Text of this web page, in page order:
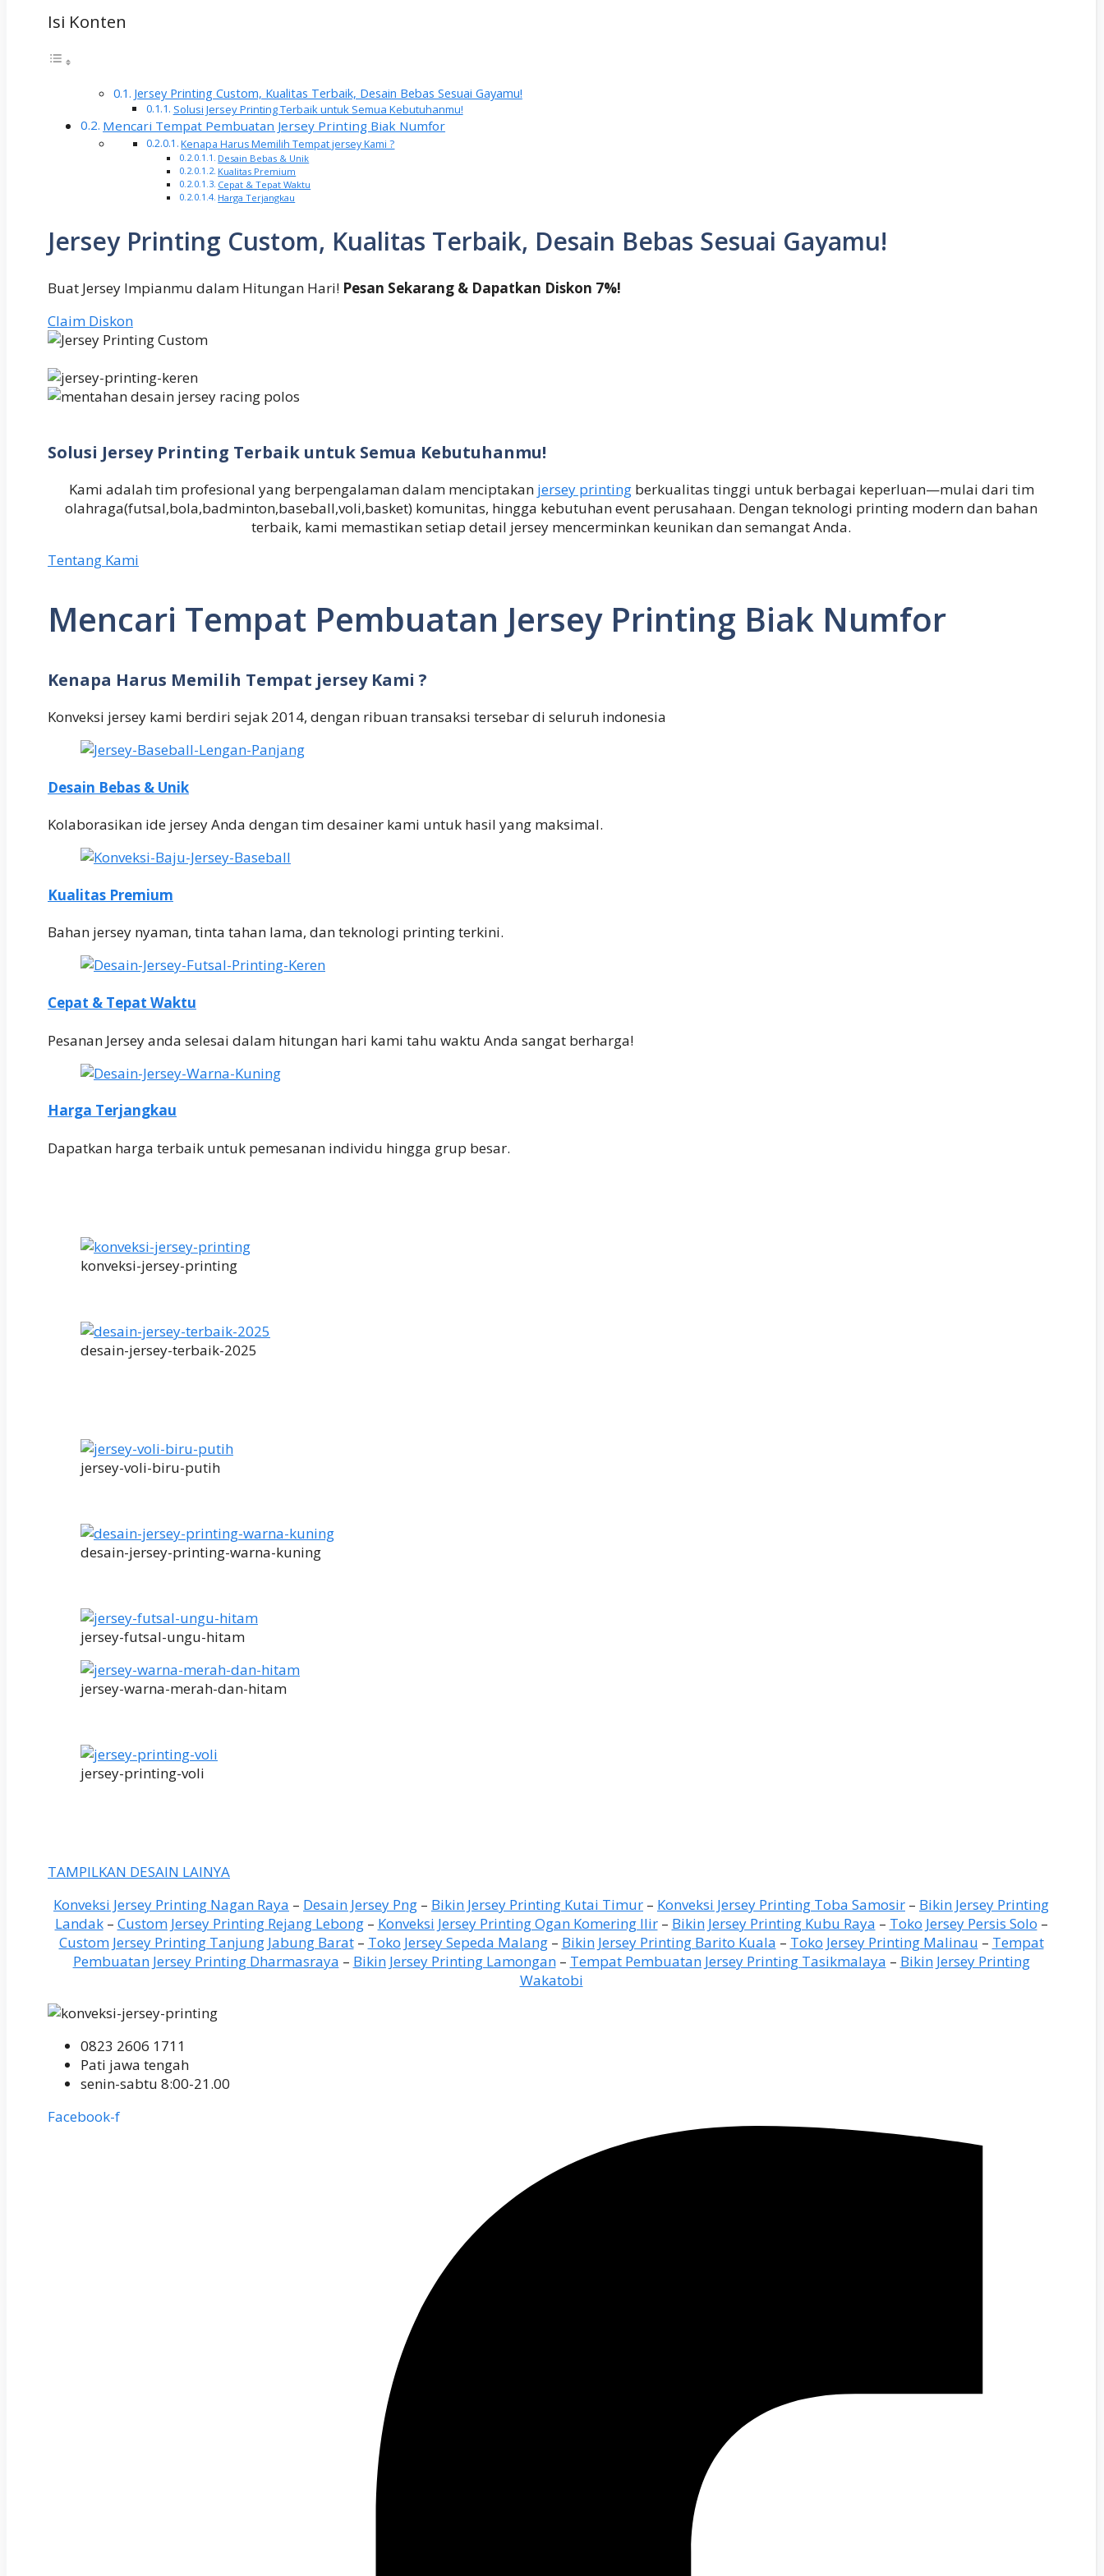
Isi Konten
Jersey Printing Custom, Kualitas Terbaik, Desain Bebas Sesuai Gayamu!
Solusi Jersey Printing Terbaik untuk Semua Kebutuhanmu!
Mencari Tempat Pembuatan Jersey Printing Biak Numfor
Kenapa Harus Memilih Tempat jersey Kami ?
Desain Bebas & Unik
Kualitas Premium
Cepat & Tepat Waktu
Harga Terjangkau
Jersey Printing Custom, Kualitas Terbaik, Desain Bebas Sesuai Gayamu!
Buat Jersey Impianmu dalam Hitungan Hari! Pesan Sekarang & Dapatkan Diskon 7%!
Claim Diskon
Solusi Jersey Printing Terbaik untuk Semua Kebutuhanmu!
Kami adalah tim profesional yang berpengalaman dalam menciptakan jersey printingberkualitas tinggi untuk berbagai keperluan—mulai dari tim
olahraga(futsal,bola,badminton,baseball,voli,basket) komunitas, hingga kebutuhan event perusahaan. Dengan teknologi printing modern dan bahan
terbaik, kami memastikan setiap detail jersey mencerminkan keunikan dan semangat Anda.
Tentang Kami
Mencari Tempat Pembuatan Jersey Printing Biak Numfor
Kenapa Harus Memilih Tempat jersey Kami ?
Konveksi jersey kami berdiri sejak 2014, dengan ribuan transaksi tersebar di seluruh indonesia
Desain Bebas & Unik
Kolaborasikan ide jersey Anda dengan tim desainer kami untuk hasil yang maksimal.
Kualitas Premium
Bahan jersey nyaman, tinta tahan lama, dan teknologi printing terkini.
Cepat & Tepat Waktu
Pesanan Jersey anda selesai dalam hitungan hari kami tahu waktu Anda sangat berharga!
Harga Terjangkau
Dapatkan harga terbaik untuk pemesanan individu hingga grup besar.
konveksi-jersey-printing
desain-jersey-terbaik-2025
jersey-voli-biru-putih
desain-jersey-printing-warna-kuning
jersey-futsal-ungu-hitam
jersey-warna-merah-dan-hitam
jersey-printing-voli
TAMPILKAN DESAIN LAINYA
Konveksi Jersey Printing Nagan Raya – Desain Jersey Png – Bikin Jersey Printing Kutai Timur – Konveksi Jersey Printing Toba Samosir – Bikin Jersey Printing
Landak– Custom Jersey Printing Rejang Lebong– Konveksi Jersey Printing Ogan Komering Ilir– Bikin Jersey Printing Kubu Raya – Toko Jersey Persis Solo –
Custom Jersey Printing Tanjung Jabung Barat– Toko Jersey Sepeda Malang– Bikin Jersey Printing Barito Kuala – Toko Jersey Printing Malinau – Tempat
Pembuatan Jersey Printing Dharmasraya – Bikin Jersey Printing Lamongan– Tempat Pembuatan Jersey Printing Tasikmalaya – Bikin Jersey Printing
Wakatobi
0823 2606 1711
Pati jawa tengah
senin-sabtu 8:00-21.00
Facebook-f